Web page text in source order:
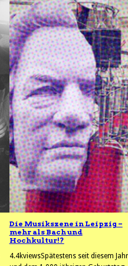
Die Musikszene in Leipzig –
mehr als Bach und
Hochkultur!?
4.4kviewsSpätestens seit diesem Jahr